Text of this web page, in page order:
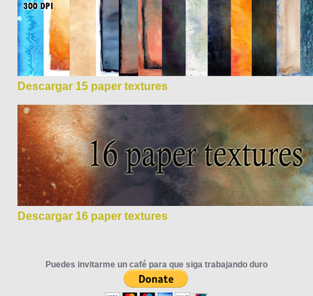
Descargar 15 paper textures
Descargar 16 paper textures
Puedes invitarme un café para que siga trabajando duro